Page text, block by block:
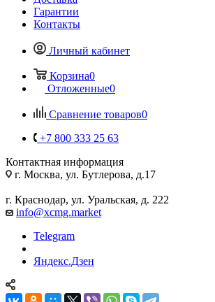
Гарантии
Контакты
Личный кабинет
Корзина0
Отложенные0
Сравнение товаров0
+7 800 333 25 63
Контактная информация
г. Москва, ул. Бутлерова, д.17
г. Краснодар, ул. Уральская, д. 222
info@xcmg.market
Telegram
Яндекс.Дзен